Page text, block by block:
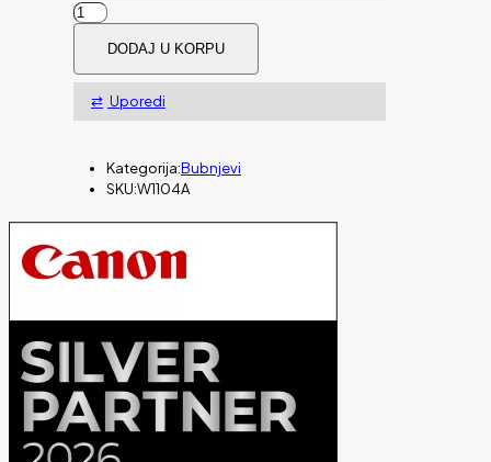
Drum
HP
black
104A
Neverstop
DODAJ U KORPU
Uporedi
Kategorija:Bubnjevi
SKU:W1104A